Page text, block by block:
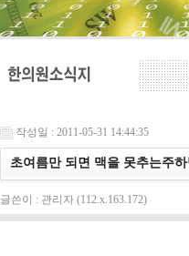
작성일 : 2011-05-31 14:44:35
초여름만 되면 맥을 못추는주하
글쓴이 : 관리자 (112.x.163.172)